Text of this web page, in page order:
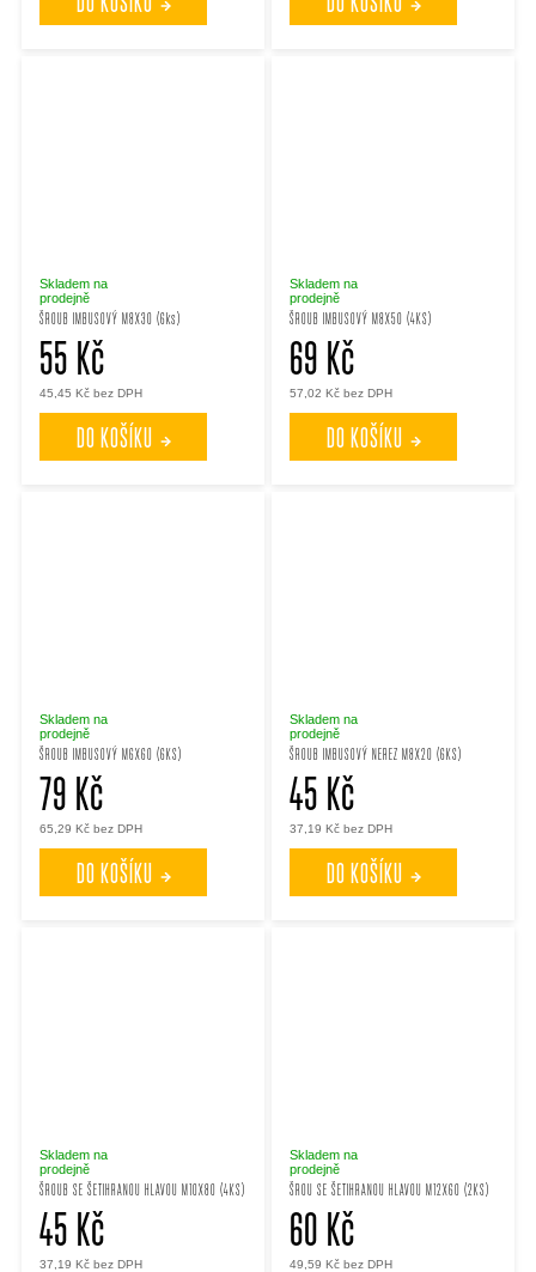
ŠROUB IMBUSOVÝ M8X30 (6ks)
Skladem na
prodejně
45,45 Kč bez DPH
55 Kč
DO KOŠÍKU
ŠROUB IMBUSOVÝ M8X50 (4KS)
Skladem na
prodejně
57,02 Kč bez DPH
69 Kč
DO KOŠÍKU
ŠROUB IMBUSOVÝ M6X60 (6KS)
Skladem na
prodejně
65,29 Kč bez DPH
79 Kč
DO KOŠÍKU
ŠROUB IMBUSOVÝ NEREZ M8X20 (6KS)
Skladem na
prodejně
37,19 Kč bez DPH
45 Kč
DO KOŠÍKU
ŠROUB SE ŠETIHRANOU HLAVOU M10X80 (4KS)
Skladem na
prodejně
37,19 Kč bez DPH
45 Kč
ŠROU SE ŠETIHRANOU HLAVOU M12X60 (2KS)
Skladem na
prodejně
49,59 Kč bez DPH
60 Kč